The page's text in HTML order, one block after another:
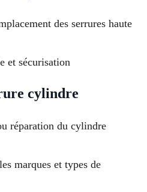
des serrures haute
et sécurisation
cylindre
réparation du cylindre
marques et types de